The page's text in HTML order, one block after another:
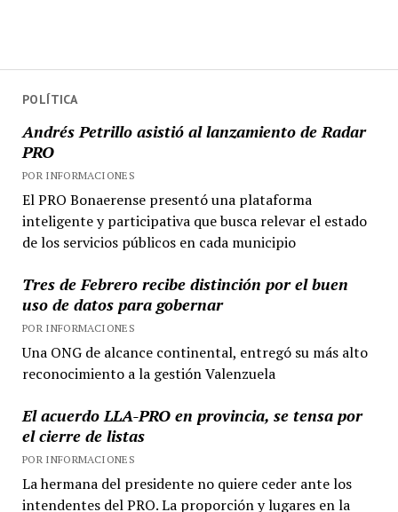
POLÍTICA
Andrés Petrillo asistió al lanzamiento de Radar
PRO
POR INFORMACIONES
El PRO Bonaerense presentó una plataforma
inteligente y participativa que busca relevar el estado
de los servicios públicos en cada municipio
Tres de Febrero recibe distinción por el buen
uso de datos para gobernar
POR INFORMACIONES
Una ONG de alcance continental, entregó su más alto
reconocimiento a la gestión Valenzuela
El acuerdo LLA-PRO en provincia, se tensa por
el cierre de listas
POR INFORMACIONES
La hermana del presidente no quiere ceder ante los
intendentes del PRO. La proporción y lugares en la